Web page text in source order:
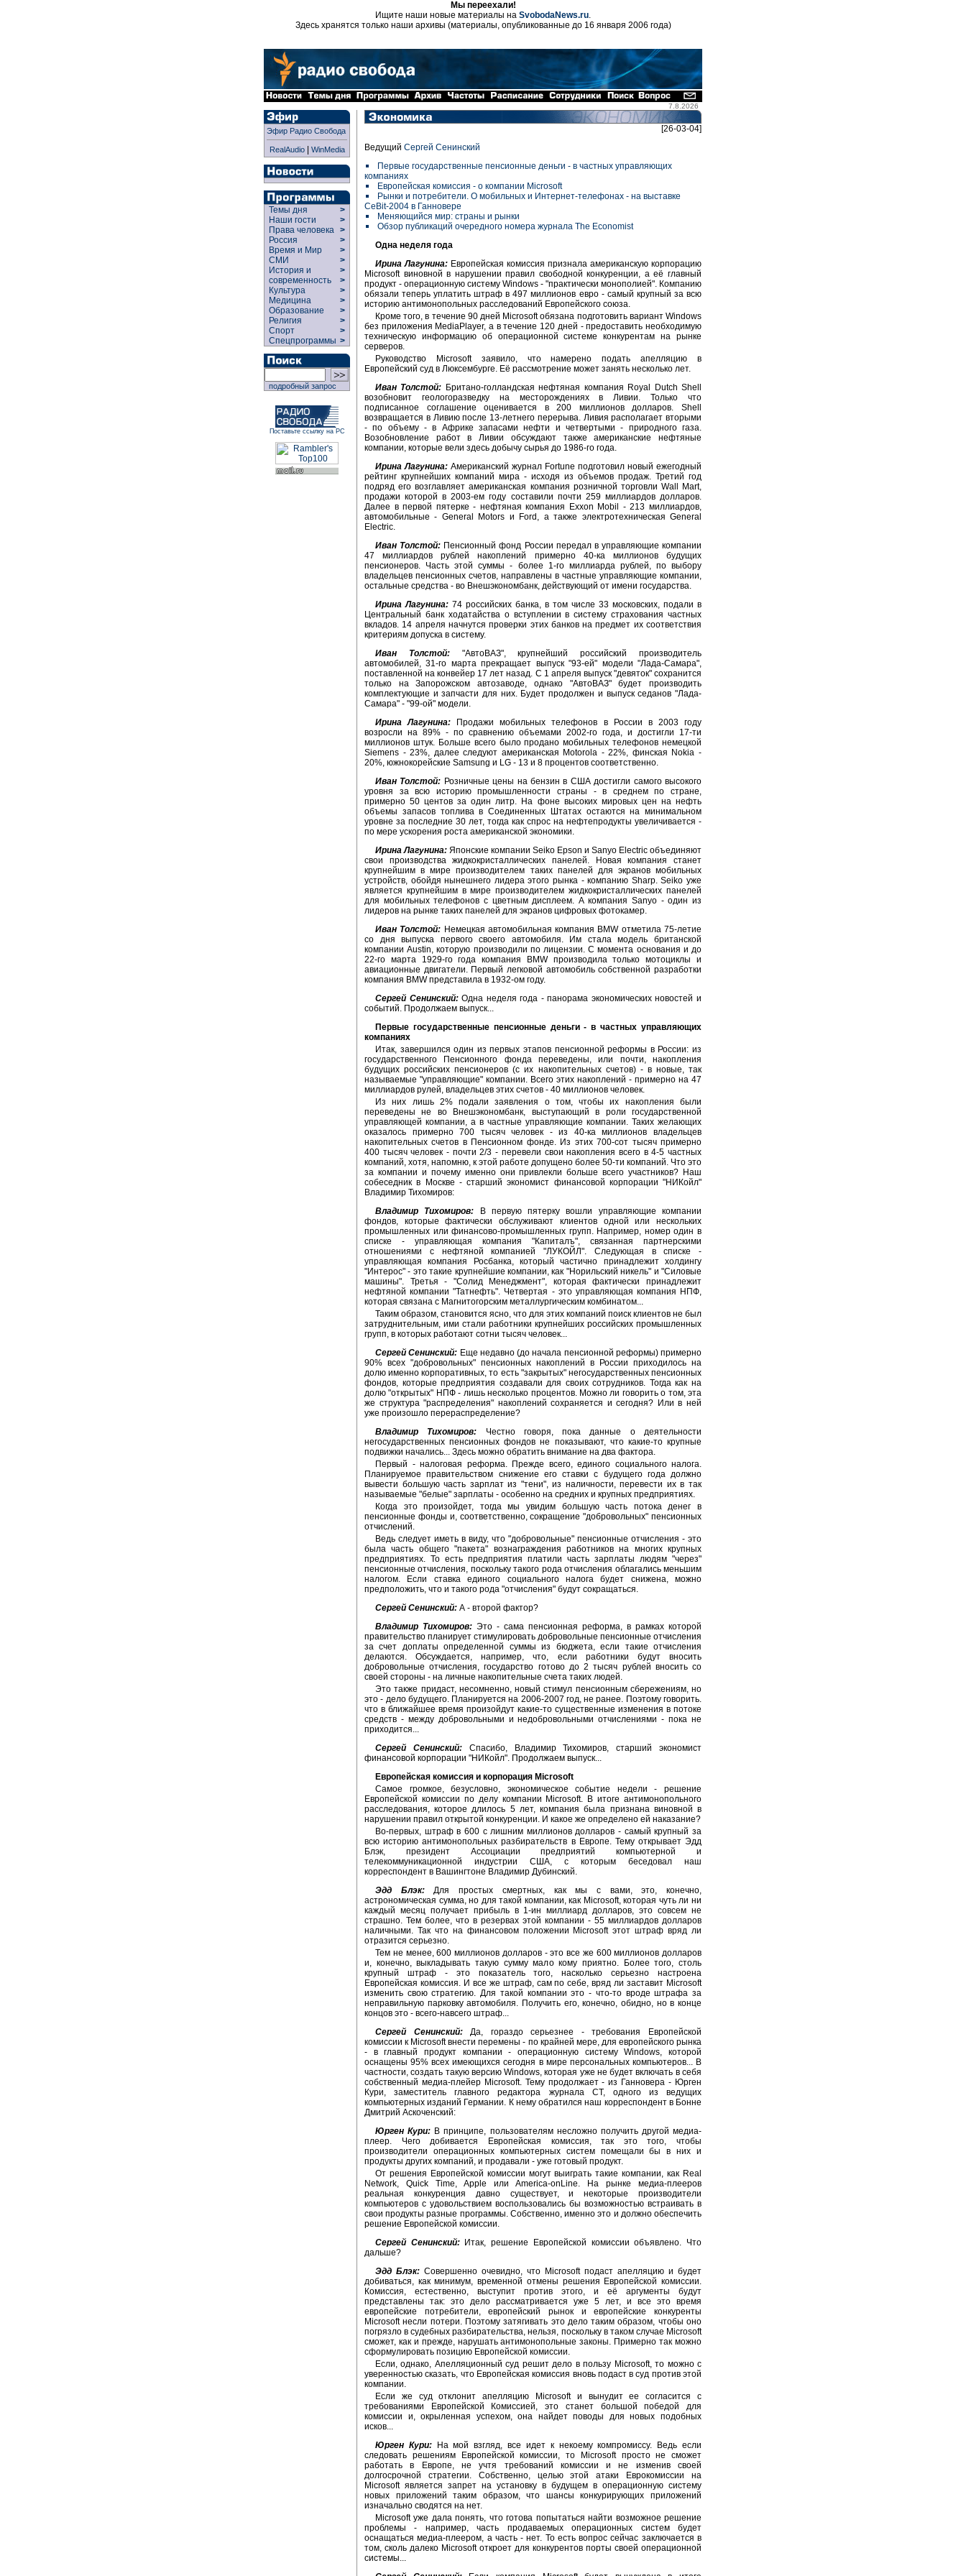
Мы переехали!
Ищите наши новые материалы на SvobodaNews.ru.
Здесь хранятся только наши архивы (материалы, опубликованные до 16 января 2006 года)
7.8.2026
Эфир Радио Свобода
RealAudio| WinMedia
Темы дня
>
Наши гости
>
Права человека >
Россия
>
Время и Мир
>
СМИ
>
История и
современность
>
>
Культура
>
Медицина
>
Образование
>
Религия
>
Спорт
>
Спецпрограммы >
подробный запрос
Поставьте ссылку на РС
[26-03-04]
Ведущий Сергей Сенинский
Первые государственные пенсионные деньги - в частных управляющих
компаниях
Европейская комиссия - о компании Microsoft
Рынки и потребители. О мобильных и Интернет-телефонах - на выставке
CeBit-2004 в Ганновере
Меняющийся мир: страны и рынки
Обзор публикаций очередного номера журнала The Economist
Одна неделя года
Ирина Лагунина: Европейская комиссия признала американскую корпорацию
Microsoft виновной в нарушении правил свободной конкуренции, а её главный
продукт - операционную систему Windows - "практически монополией". Компанию
обязали теперь уплатить штраф в 497 миллионов евро - самый крупный за всю
историю антимонопольных расследований Европейского союза.
Кроме того, в течение 90 дней Microsoft обязана подготовить вариант Windows
без приложения MediaPlayer, а в течение 120 дней - предоставить необходимую
техническую информацию об операционной системе конкурентам на рынке
серверов.
Руководство Microsoft заявило, что намерено подать апелляцию в
Европейский суд в Люксембурге. Её рассмотрение может занять несколько лет.
Иван Толстой: Британо-голландская нефтяная компания Royal Dutch Shell
возобновит геологоразведку на месторождениях в Ливии. Только что
подписанное соглашение оценивается в 200 миллионов долларов. Shell
возвращается в Ливию после 13-летнего перерыва. Ливия располагает вторыми
- по объему - в Африке запасами нефти и четвертыми - природного газа.
Возобновление работ в Ливии обсуждают также американские нефтяные
компании, которые вели здесь добычу сырья до 1986-го года.
Ирина Лагунина: Американский журнал Fortune подготовил новый ежегодный
рейтинг крупнейших компаний мира - исходя из объемов продаж. Третий год
подряд его возглавляет американская компания розничной торговли Wall Mart,
продажи которой в 2003-ем году составили почти 259 миллиардов долларов.
Далее в первой пятерке - нефтяная компания Exxon Mobil - 213 миллиардов,
автомобильные - General Motors и Ford, а также электротехническая General
Electric.
Иван Толстой: Пенсионный фонд России передал в управляющие компании
47 миллиардов рублей накоплений примерно 40-ка миллионов будущих
пенсионеров. Часть этой суммы - более 1-го миллиарда рублей, по выбору
владельцев пенсионных счетов, направлены в частные управляющие компании,
остальные средства - во Внешэкономбанк, действующий от имени государства.
Ирина Лагунина: 74 российских банка, в том числе 33 московских, подали в
Центральный банк ходатайства о вступлении в систему страхования частных
вкладов. 14 апреля начнутся проверки этих банков на предмет их соответствия
критериям допуска в систему.
Иван Толстой:"АвтоВАЗ", крупнейший российский производитель
автомобилей, 31-го марта прекращает выпуск "93-ей" модели "Лада-Самара",
поставленной на конвейер 17 лет назад. С 1 апреля выпуск "девяток" сохранится
только на Запорожском автозаводе, однако "АвтоВАЗ" будет производить
комплектующие и запчасти для них. Будет продолжен и выпуск седанов "Лада-
Самара" - "99-ой" модели.
Ирина Лагунина: Продажи мобильных телефонов в России в 2003 году
возросли на 89% - по сравнению объемами 2002-го года, и достигли 17-ти
миллионов штук. Больше всего было продано мобильных телефонов немецкой
Siemens - 23%, далее следуют американская Motorola - 22%, финская Nokia -
20%, южнокорейские Samsung и LG - 13 и 8 процентов соответственно.
Иван Толстой: Розничные цены на бензин в США достигли самого высокого
уровня за всю историю промышленности страны - в среднем по стране,
примерно 50 центов за один литр. На фоне высоких мировых цен на нефть
объемы запасов топлива в Соединенных Штатах остаются на минимальном
уровне за последние 30 лет, тогда как спрос на нефтепродукты увеличивается -
по мере ускорения роста американской экономики.
Ирина Лагунина: Японские компании Seiko Epson и Sanyo Electric объединяют
свои производства жидкокристаллических панелей. Новая компания станет
крупнейшим в мире производителем таких панелей для экранов мобильных
устройств, обойдя нынешнего лидера этого рынка - компанию Sharp. Seiko уже
является крупнейшим в мире производителем жидкокристаллических панелей
для мобильных телефонов с цветным дисплеем. А компания Sanyo - один из
лидеров на рынке таких панелей для экранов цифровых фотокамер.
Иван Толстой: Немецкая автомобильная компания BMW отметила 75-летие
со дня выпуска первого своего автомобиля. Им стала модель британской
компании Austin, которую производили по лицензии. С момента основания и до
22-го марта 1929-го года компания BMW производила только мотоциклы и
авиационные двигатели. Первый легковой автомобиль собственной разработки
компания BMW представила в 1932-ом году.
Сергей Сенинский:Одна неделя года - панорама экономических новостей и
событий. Продолжаем выпуск...
Первые государственные пенсионные деньги - в частных управляющих
компаниях
Итак, завершился один из первых этапов пенсионной реформы в России: из
государственного Пенсионного фонда переведены, или почти, накопления
будущих российских пенсионеров (с их накопительных счетов) - в новые, так
называемые "управляющие" компании. Всего этих накоплений - примерно на 47
миллиардов рулей, владельцев этих счетов - 40 миллионов человек.
Из них лишь 2% подали заявления о том, чтобы их накопления были
переведены не во Внешэкономбанк, выступающий в роли государственной
управляющей компании, а в частные управляющие компании. Таких желающих
оказалось примерно 700 тысяч человек - из 40-ка миллионов владельцев
накопительных счетов в Пенсионном фонде. Из этих 700-сот тысяч примерно
400 тысяч человек - почти 2/3 - перевели свои накопления всего в 4-5 частных
компаний, хотя, напомню, к этой работе допущено более 50-ти компаний. Что это
за компании и почему именно они привлекли больше всего участников? Наш
собеседник в Москве - старший экономист финансовой корпорации "НИКойл"
Владимир Тихомиров:
Владимир Тихомиров: В первую пятерку вошли управляющие компании
фондов, которые фактически обслуживают клиентов одной или нескольких
промышленных или финансово-промышленных групп. Например, номер один в
списке - управляющая компания "Капиталъ", связанная партнерскими
отношениями с нефтяной компанией "ЛУКОЙЛ". Следующая в списке -
управляющая компания Росбанка, который частично принадлежит холдингу
"Интерос" - это такие крупнейшие компании, как "Норильский никель" и "Силовые
машины". Третья - "Солид Менеджмент", которая фактически принадлежит
нефтяной компании "Татнефть". Четвертая - это управляющая компания НПФ,
которая связана с Магнитогорским металлургическим комбинатом...
Таким образом, становится ясно, что для этих компаний поиск клиентов не был
затруднительным, ими стали работники крупнейших российских промышленных
групп, в которых работают сотни тысяч человек...
Сергей Сенинский: Еще недавно (до начала пенсионной реформы) примерно
90% всех "добровольных" пенсионных накоплений в России приходилось на
долю именно корпоративных, то есть "закрытых" негосударственных пенсионных
фондов, которые предприятия создавали для своих сотрудников. Тогда как на
долю "открытых" НПФ - лишь несколько процентов. Можно ли говорить о том, эта
же структура "распределения" накоплений сохраняется и сегодня? Или в ней
уже произошло перераспределение?
Владимир Тихомиров: Честно говоря, пока данные о деятельности
негосударственных пенсионных фондов не показывают, что какие-то крупные
подвижки начались... Здесь можно обратить внимание на два фактора.
Первый - налоговая реформа. Прежде всего, единого социального налога.
Планируемое правительством снижение его ставки с будущего года должно
вывести большую часть зарплат из "тени", из наличности, перевести их в так
называемые "белые" зарплаты - особенно на средних и крупных предприятиях.
Когда это произойдет, тогда мы увидим большую часть потока денег в
пенсионные фонды и, соответственно, сокращение "добровольных" пенсионных
отчислений.
Ведь следует иметь в виду, что "добровольные" пенсионные отчисления - это
была часть общего "пакета" вознаграждения работников на многих крупных
предприятиях. То есть предприятия платили часть зарплаты людям "через"
пенсионные отчисления, поскольку такого рода отчисления облагались меньшим
налогом. Если ставка единого социального налога будет снижена, можно
предположить, что и такого рода "отчисления" будут сокращаться.
Сергей Сенинский: А - второй фактор?
Владимир Тихомиров: Это - сама пенсионная реформа, в рамках которой
правительство планирует стимулировать добровольные пенсионные отчисления
за счет доплаты определенной суммы из бюджета, если такие отчисления
делаются. Обсуждается, например, что, если работники будут вносить
добровольные отчисления, государство готово до 2 тысяч рублей вносить со
своей стороны - на личные накопительные счета таких людей.
Это также придаст, несомненно, новый стимул пенсионным сбережениям, но
это - дело будущего. Планируется на 2006-2007 год, не ранее. Поэтому говорить.
что в ближайшее время произойдут какие-то существенные изменения в потоке
средств - между добровольными и недобровольными отчислениями - пока не
приходится...
Сергей Сенинский:Спасибо, Владимир Тихомиров, старший экономист
финансовой корпорации "НИКойл". Продолжаем выпуск...
Европейская комиссия и корпорация Microsoft
Самое громкое, безусловно, экономическое событие недели - решение
Европейской комиссии по делу компании Microsoft. В итоге антимонопольного
расследования, которое длилось 5 лет, компания была признана виновной в
нарушении правил открытой конкуренции. И какое же определено ей наказание?
Во-первых, штраф в 600 с лишним миллионов долларов - самый крупный за
всю историю антимонопольных разбирательств в Европе. Тему открывает Эдд
Блэк, президент Ассоциации предприятий компьютерной и
телекоммуникационной индустрии США, с которым беседовал наш
корреспондент в Вашингтоне Владимир Дубинский.
Эдд Блэк:Для простых смертных, как мы с вами, это, конечно,
астрономическая сумма, но для такой компании, как Microsoft, которая чуть ли ни
каждый месяц получает прибыль в 1-ин миллиард долларов, это совсем не
страшно. Тем более, что в резервах этой компании - 55 миллиардов долларов
наличными. Так что на финансовом положении Microsoft этот штраф вряд ли
отразится серьезно.
Тем не менее, 600 миллионов долларов - это все же 600 миллионов долларов
и, конечно, выкладывать такую сумму мало кому приятно. Более того, столь
крупный штраф - это показатель того, насколько серьезно настроена
Европейская комиссия. И все же штраф, сам по себе, вряд ли заставит Microsoft
изменить свою стратегию. Для такой компании это - что-то вроде штрафа за
неправильную парковку автомобиля. Получить его, конечно, обидно, но в конце
концов это - всего-навсего штраф...
Сергей Сенинский:Да, гораздо серьезнее - требования Европейской
комиссии к Microsoft внести перемены - по крайней мере, для европейского рынка
- в главный продукт компании - операционную систему Windows, которой
оснащены 95% всех имеющихся сегодня в мире персональных компьютеров... В
частности, создать такую версию Windows, которая уже не будет включать в себя
собственный медиа-плейер Microsoft. Тему продолжает - из Ганновера - Юрген
Кури, заместитель главного редактора журнала CT, одного из ведущих
компьютерных изданий Германии. К нему обратился наш корреспондент в Бонне
Дмитрий Аскоченский:
Юрген Кури: В принципе, пользователям несложно получить другой медиа-
плеер. Чего добивается Европейская комиссия, так это того, чтобы
производители операционных компьютерных систем помещали бы в них и
продукты других компаний, и продавали - уже готовый продукт.
От решения Европейской комиссии могут выиграть такие компании, как Real
Network, Quick Time, Apple или America-onLine. На рынке медиа-плееров
реальная конкуренция давно существует, и некоторые производители
компьютеров с удовольствием воспользовались бы возможностью встраивать в
свои продукты разные программы. Собственно, именно это и должно обеспечить
решение Европейской комиссии.
Сергей Сенинский:Итак, решение Европейской комиссии объявлено. Что
дальше?
Эдд Блэк: Совершенно очевидно, что Microsoft подаст апелляцию и будет
добиваться, как минимум, временной отмены решения Европейской комиссии.
Комиссия, естественно, выступит против этого, и её аргументы будут
представлены так: это дело рассматривается уже 5 лет, и все это время
европейские потребители, европейский рынок и европейские конкуренты
Microsoft несли потери. Поэтому затягивать это дело таким образом, чтобы оно
погрязло в судебных разбирательства, нельзя, поскольку в таком случае Microsoft
сможет, как и прежде, нарушать антимонопольные законы. Примерно так можно
сформулировать позицию Европейской комиссии.
Если, однако, Апелляционный суд решит дело в пользу Microsoft, то можно с
уверенностью сказать, что Европейская комиссия вновь подаст в суд против этой
компании.
Если же суд отклонит апелляцию Microsoft и вынудит ее согласится с
требованиями Европейской Комиссией, это станет большой победой для
комиссии и, окрыленная успехом, она найдет поводы для новых подобных
исков...
Юрген Кури:На мой взгляд, все идет к некоему компромиссу. Ведь если
следовать решениям Европейской комиссии, то Microsoft просто не сможет
работать в Европе, не учтя требований комиссии и не изменив своей
долгосрочной стратегии. Собственно, целью этой атаки Еврокомиссии на
Microsoft является запрет на установку в будущем в операционную систему
новых приложений таким образом, что шансы конкурирующих приложений
изначально сводятся на нет.
Microsoft уже дала понять, что готова попытаться найти возможное решение
проблемы - например, часть продаваемых операционных систем будет
оснащаться медиа-плеером, а часть - нет. То есть вопрос сейчас заключается в
том, сколь далеко Microsoft откроет для конкурентов порты своей операционной
системы...